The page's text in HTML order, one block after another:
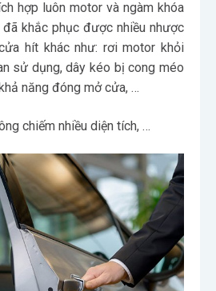
hợp luôn motor và ngàm khóa
khắc phục được nhiều nhược
hít khác như: rơi motor khỏi
sử dụng, dây kéo bị cong méo
năng đóng mở cửa, …
chiếm nhiều diện tích, …